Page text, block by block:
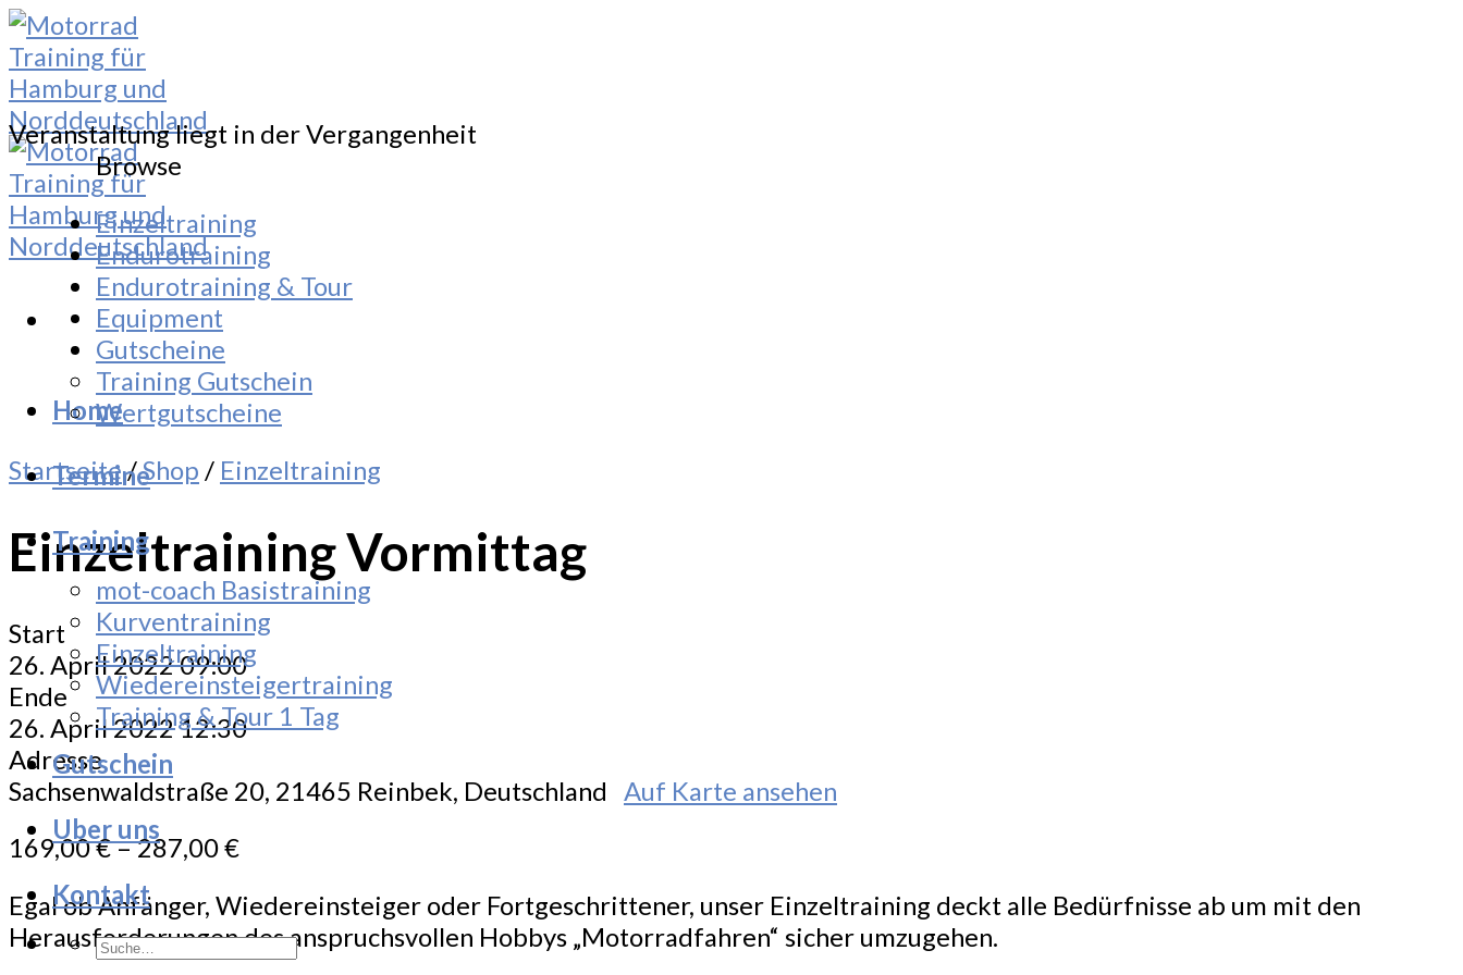
Skip
to
content
Home
Termine
Training
mot-coach Basistraining
Kurventraining
Einzeltraining
Wiedereinsteigertraining
Training & Tour 1 Tag
Gutschein
Uber uns
Kontakt
Suche
Veranstaltung liegt in der Vergangenheit
Startseite /Shop / Einzeltraining
Einzeltraining Vormittag
Start
26. April 2022 09:00
Ende
26. April 2022 12:30
Adresse
Sachsenwaldstraße 20, 21465 Reinbek, Deutschland Auf Karte ansehen
169,00€–287,00€
Egal ob Anfänger, Wiedereinsteiger oder Fortgeschrittener, unser Einzeltraining deckt alle Bedürfnisse ab um mit den
Herausforderungen des anspruchsvollen Hobbys „Motorradfahren“ sicher umzugehen.
Browse
Einzeltraining
Endurotraining
Endurotraining & Tour
Equipment
Gutscheine
Training Gutschein
Wertgutscheine